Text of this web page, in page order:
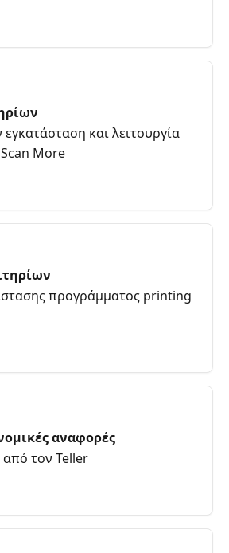
εγκατάσταση και λειτουργία
More
προγράμματος printing
αναφορές
τον Teller